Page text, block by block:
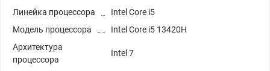
Линейка процессора
Intel Core i5
Модель процессора
Intel Core i5 13420H
Архитектура
процессора
Intel 7